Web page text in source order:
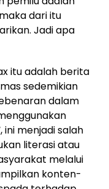
dari itu
Jadi apa
itu adalah berita
sedemikian
dalam
menjadi salah
literasi atau
melalui
konten-